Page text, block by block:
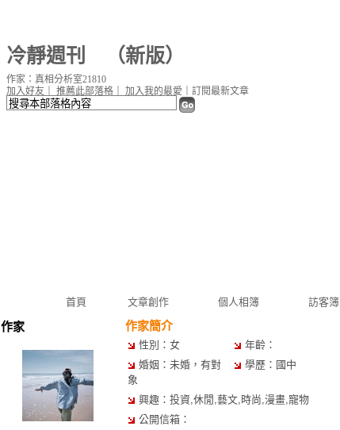
冷靜週刊 （新版）
首頁 文章創作 個人相簿 訪客簿
加入好友 推薦此部落格 加入我的最愛 訂閱最新文章
作家：真相分析室21810
作家 作家簡介
性別：女 年齡：
婚姻：未婚，有對
象
學歷：國中
興趣：投資,休閒,藝文,時尚,漫畫,寵物
公開信箱：